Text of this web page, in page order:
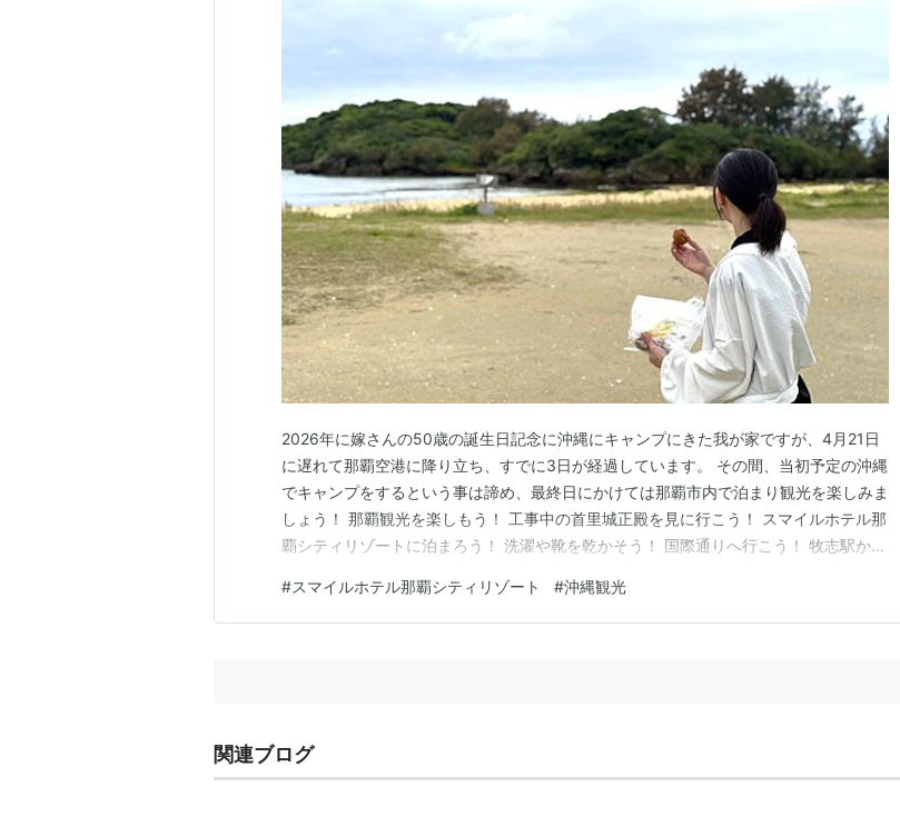
2026年に嫁さんの50歳の誕生日記念に沖縄にキャンプにきた我が家ですが、4月21日
に遅れて那覇空港に降り立ち、すでに3日が経過しています。 その間、当初予定の沖縄
でキャンプをするという事は諦め、最終日にかけては那覇市内で泊まり観光を楽しみま
しょう！ 那覇観光を楽しもう！ 工事中の首里城正殿を見に行こう！ スマイルホテル那
覇シティリゾートに泊まろう！ 洗濯や靴を乾かそう！ 国際通りへ行こう！ 牧志駅から
ールでアイスを食べよう！ スマイルホテル那覇シティリゾート（二日目） マックスバ
リュ糸満北店で買い出し！ AO …
#スマイルホテル那覇シティリゾート #沖縄観光
関連ブログ